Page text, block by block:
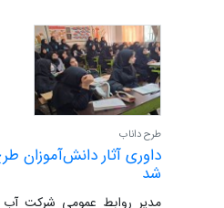
طرح داناب
داوری آثار دانش‌آموزان
شد
مدیر روابط عمومی شرکت آب